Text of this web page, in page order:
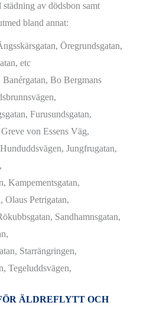
av dödsbon samt
bland annat:
Öregrundsgatan,
etc
Bo Bergmans
Furusundsgatan,
von Essens Väg,
Jungfrugatan,
Kampementsgatan,
Olaus Petrigatan,
Sandhamnsgatan,
Starrängringen,
Tegeluddsvägen,
ÄLDREFLYTT OCH